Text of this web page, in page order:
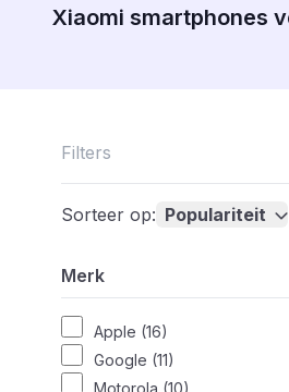
Xiaomi smartphones
Filters
Sorteer op: Populariteit
Merk
Apple (16)
Google (11)
Motorola (10)